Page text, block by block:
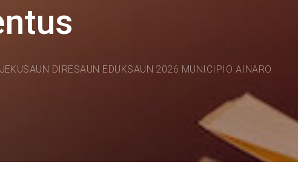
DIRESAUN EDUKSAUN 2026 MUNICIPIO AINARO